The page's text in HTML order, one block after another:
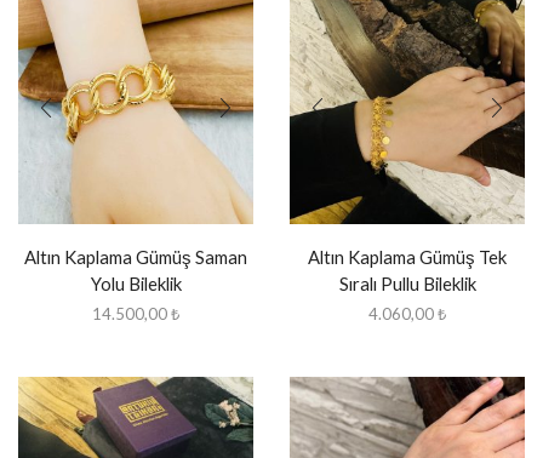
Altın Kaplama Gümüş Saman
Yolu Bileklik
14.500,00₺
Altın Kaplama Gümüş Tek
Sıralı Pullu Bileklik
4.060,00₺